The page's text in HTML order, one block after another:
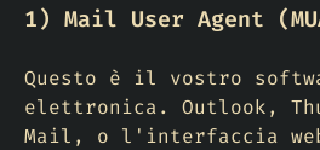
1) Mail User Agent
Questo è il vostro
elettronica. Outlook,
Mail, o l'interfaccia